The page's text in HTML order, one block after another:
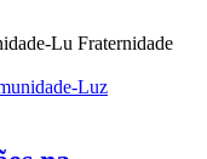
Luz